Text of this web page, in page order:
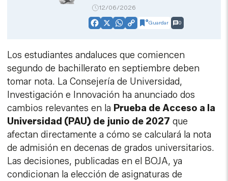
12/06/2026
Facebook
X WhatsApp
CopyGuardar 0
Los estudiantes andaluces que comiencen
segundo de bachillerato en septiembre deben
tomar nota. La Consejería de Universidad,
Investigación e Innovación ha anunciado dos
cambios relevantes en la Prueba de Acceso a la
Universidad (PAU) de junio de 2027 que
afectan directamente a cómo se calculará la nota
de admisión en decenas de grados universitarios.
Las decisiones, publicadas en el BOJA, ya
condicionan la elección de asignaturas de